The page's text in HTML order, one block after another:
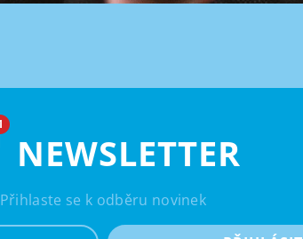
NEWSLETTER
Přihlaste se k odběru novinek